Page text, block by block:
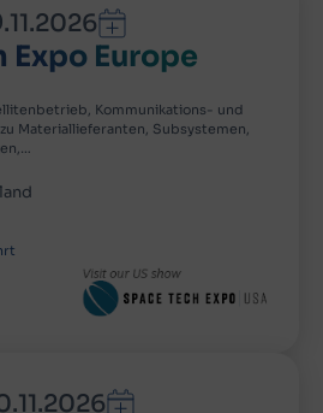
Expo Europe
Kommunikations- und
Materiallieferanten, Subsystemen,